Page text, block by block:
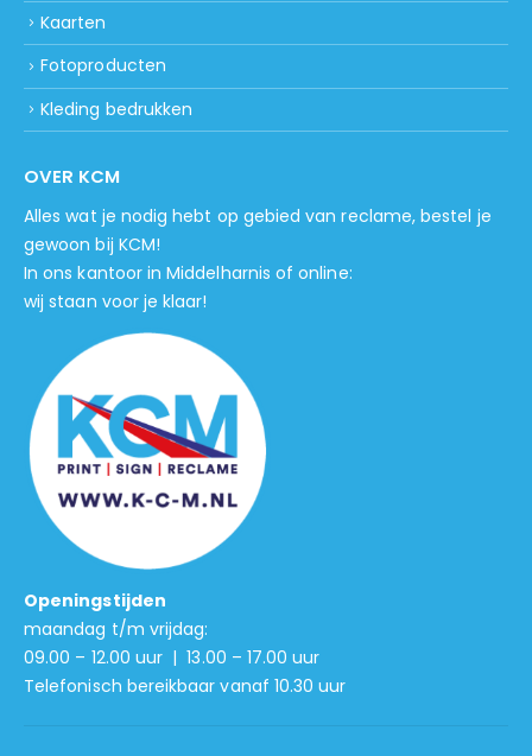
Kaarten
Fotoproducten
Kleding bedrukken
OVER KCM
Alles wat je nodig hebt op gebied van reclame, bestel je
gewoon bij KCM!
In ons kantoor in Middelharnis of online:
wij staan voor je klaar!
Openingstijden
maandag t/m vrijdag:
09.00 – 12.00 uur | 13.00 – 17.00 uur
Telefonisch bereikbaar vanaf 10.30 uur